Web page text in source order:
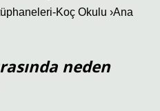
Koç Okulu ›Ana
neden